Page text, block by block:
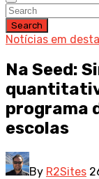
Search
Notícias em
Na Seed:
programa
escolas
By R2Sites